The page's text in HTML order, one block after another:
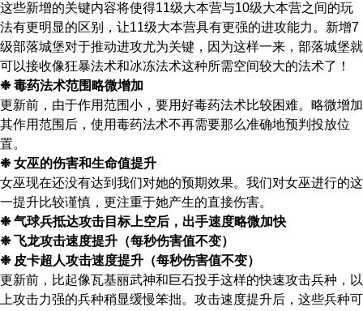
这些新增的关键内容将使得11级大本营与10级大本营之间的玩
法有更明显的区别，让11级大本营具有更强的进攻能力。新增7
级部落城堡对于推动进攻尤为关键，因为这样一来，部落城堡就
可以接收像狂暴法术和冰冻法术这种所需空间较大的法术了！
❉ 毒药法术范围略微增加
更新前，由于作用范围小，要用好毒药法术比较困难。略微增加
其作用范围后，使用毒药法术不再需要那么准确地预判投放位
置。
❉ 女巫的伤害和生命值提升
女巫现在还没有达到我们对她的预期效果。我们对女巫进行的这
一提升比较谨慎，更注重于她产生的直接伤害。
❉ 气球兵抵达攻击目标上空后，出手速度略微加快
❉ 飞龙攻击速度提升（每秒伤害值不变）
❉ 皮卡超人攻击速度提升（每秒伤害值不变）
更新前，比起像瓦基丽武神和巨石投手这样的快速攻击兵种，以
上攻击力强的兵种稍显缓慢笨拙。攻击速度提升后，这些兵种可